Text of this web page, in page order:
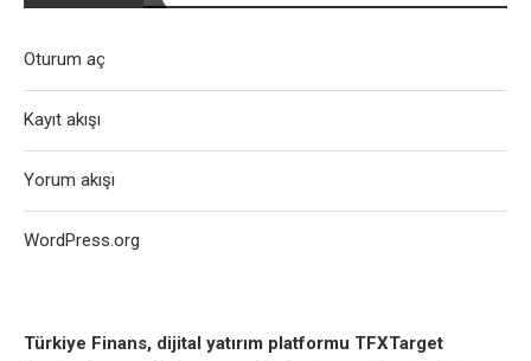
Türkiye Finans, dijital yatırım platformu TFXTarget
Oturum aç
Kayıt akışı
Yorum akışı
WordPress.org